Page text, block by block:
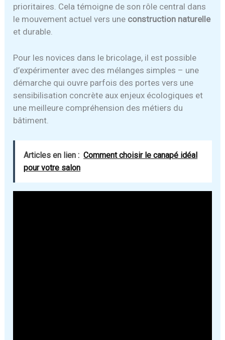
prioritaires. Cela témoigne de son rôle central dans
le mouvement actuel vers une construction naturelle
et durable.
Pour les novices dans le bricolage, il est possible
d’expérimenter avec des mélanges simples – une
démarche qui ouvre parfois des portes vers une
sensibilisation concrète aux enjeux écologiques et
une meilleure compréhension des métiers du
bâtiment.
Articles en lien : Comment choisir le canapé idéal
pour votre salon